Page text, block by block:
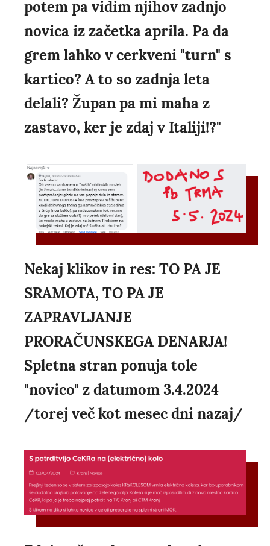
potem pa vidim njihov zadnjo
novica iz začetka aprila. Pa da
grem lahko v cerkveni "turn" s
kartico? A to so zadnja leta
delali? Župan pa mi maha z
zastavo, ker je zdaj v Italiji!?"
Nekaj klikov in res: TO PA JE
SRAMOTA, TO PA JE
ZAPRAVLJANJE
PRORAČUNSKEGA DENARJA!
Spletna stran ponuja tole
"novico" z datumom 3.4.2024
/torej več kot mesec dni nazaj/